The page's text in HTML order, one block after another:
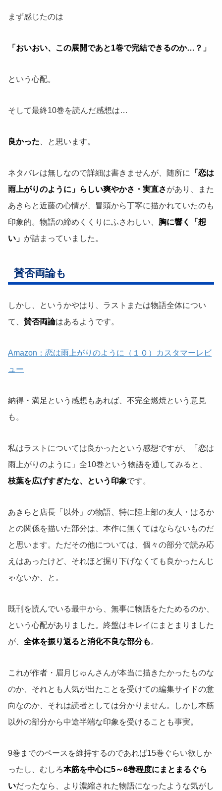
まず感じたのは
「おいおい、この展開であと1巻で完結できるのか…？」
という心配。
そして最終10巻を読んだ感想は…
良かった 、と思います。
ネタバレは無しなので詳細は書きませんが、随所に
「恋は
雨上がりのように」らしい爽やかさ・実直さがあり、また
あきらと近藤の心情が、冒頭から丁寧に描かれていたのも
印象的。物語の締めくくりにふさわしい、 胸に響く「想
い」 が詰まっていました。
賛否両論も
しかし、というかやはり、ラストまたは物語全体につい
て、 賛否両論はあるようです。
Amazon：恋は雨上がりのように（１０）カスタマーレビ
ュー
納得・満足という感想もあれば、不完全燃焼という意見
も。
私はラストについては良かったという感想ですが、「恋は
雨上がりのように」全10巻という物語を通してみると、
枝葉を広げすぎたな、という印象です。
あきらと店長「以外」の物語、特に陸上部の友人・はるか
との関係を描いた部分は、本作に無くてはならないものだ
と思います。ただその他については、個々の部分で読み応
えはあったけど、それほど掘り下げなくても良かったんじ
ゃないか、と。
既刊を読んでいる最中から、無事に物語をたためるのか、
という心配がありました。終盤はキレイにまとまりました
が、 全体を振り返ると消化不良な部分も 。
これが作者・眉月じゅんさんが本当に描きたかったものな
のか、それとも人気が出たことを受けての編集サイドの意
向なのか、それは読者としては分かりません。しかし本筋
以外の部分から中途半端な印象を受けることも事実。
9巻までのペースを維持するのであれば15巻ぐらい欲しか
ったし、むしろ本筋を中心に5～6巻程度にまとまるぐら
いだったなら、より濃縮された物語になったような気がし